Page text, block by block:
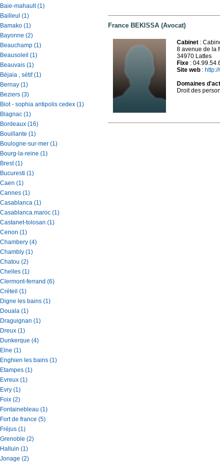
Baie-mahault (1)
Bailleul (1)
Bamako (1)
Bayonne (2)
Beauchamp (1)
Beausoleil (1)
Beauvais (1)
Béjaia , sétif (1)
Bernay (1)
Beziers (3)
Biot - sophia antipolis cedex (1)
Blagnac (1)
Bordeaux (16)
Bouillante (1)
Boulogne-sur-mer (1)
Bourg-la-reine (1)
Brest (1)
Bucuresti (1)
Caen (1)
Cannes (1)
Casablanca (1)
Casablanca.maroc (1)
Castanet-tolosan (1)
Cenon (1)
Chambery (4)
Chambly (1)
Chatou (2)
Chelles (1)
Clermont-ferrand (6)
Créteil (1)
Digne les bains (1)
Douala (1)
Draguignan (1)
Dreux (1)
Dunkerque (4)
Elne (1)
Enghien les bains (1)
Etampes (1)
Evreux (1)
Evry (1)
Foix (2)
Fontainebleau (1)
Fort de france (5)
Fréjus (1)
Grenoble (2)
Halluin (1)
Jonage (2)
France BEKISSA (Avocat)
Cabinet :
8 avenue de la
34970 Lattes
Fixe :
Site web :
Domaines
Droit des